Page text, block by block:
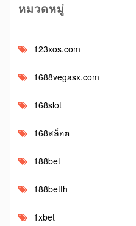
หมวดหมู่
123xos.com
1688vegasx.com
168slot
168สล็อต
188bet
188betth
1xbet